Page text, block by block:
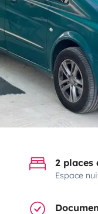
2 places
Espace